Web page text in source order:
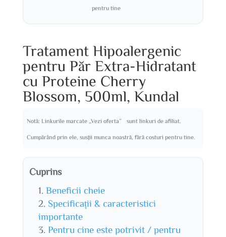
pentru tine
Tratament Hipoalergenic
pentru Păr Extra-Hidratant
cu Proteine Cherry
Blossom, 500ml, Kundal
Notă: Linkurile marcate „Vezi oferta” sunt linkuri de afiliat.
Cumpărând prin ele, susții munca noastră, fără costuri pentru tine.
Cuprins
Beneficii cheie
Specificații & caracteristici
importante
Pentru cine este potrivit / pentru